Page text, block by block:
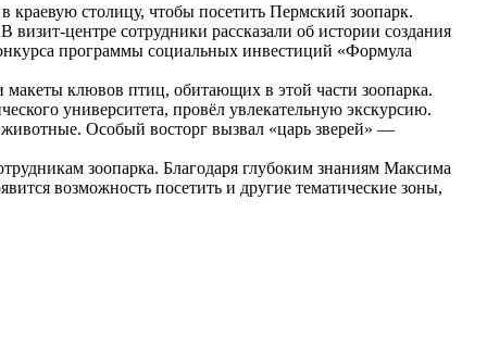
столицу, чтобы посетить Пермский зоопарк.
центре сотрудники рассказали об истории создания
программы социальных инвестиций «Формула
клювов птиц, обитающих в этой части зоопарка.
университета, провёл увлекательную экскурсию.
Особый восторг вызвал «царь зверей» —
зоопарка. Благодаря глубоким знаниям Максима
возможность посетить и другие тематические зоны,